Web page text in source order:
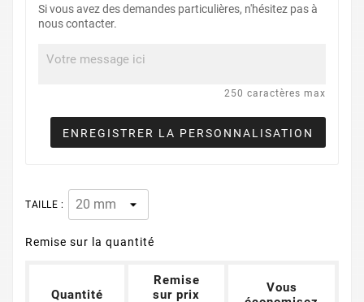
Si vous avez des demandes particulières, n'hésitez pas à
nous contacter.
250 caractères max
ENREGISTRER LA PERSONNALISATION
TAILLE :
Remise sur la quantité
Quantité
Remise
sur prix
Vous